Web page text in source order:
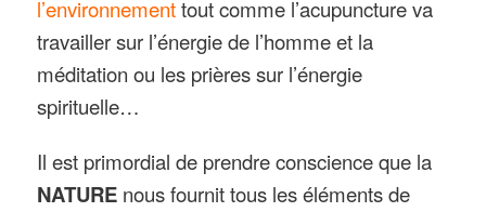
l’environnementtout comme l’acupuncture va
travailler sur l’énergie de l’homme et la
méditation ou les prières sur l’énergie
spirituelle…
Il est primordial de prendre conscience que la
NATURE nous fournit tous les éléments de